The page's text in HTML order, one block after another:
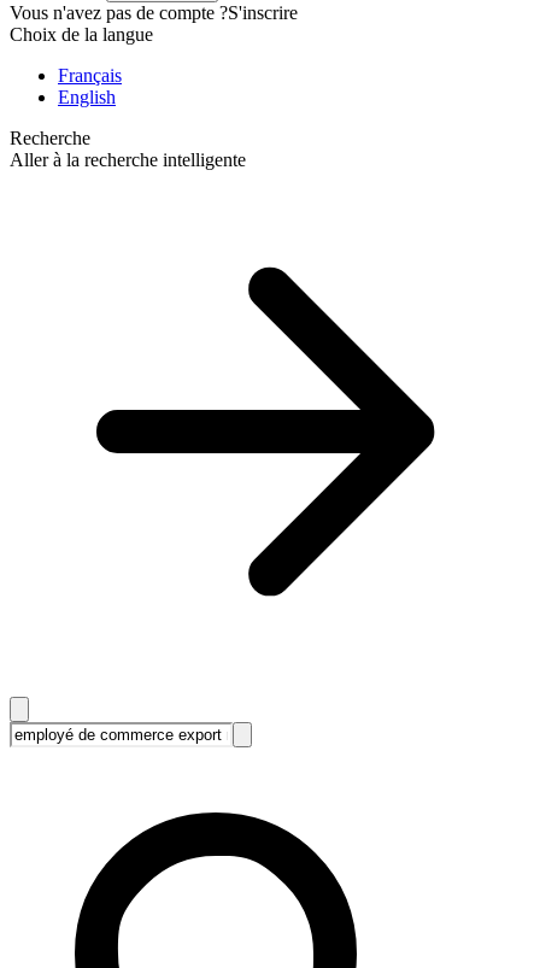
Vous n'avez pas de compte ?S'inscrire
Choix de la langue
Français
English
Recherche
Aller à la recherche intelligente